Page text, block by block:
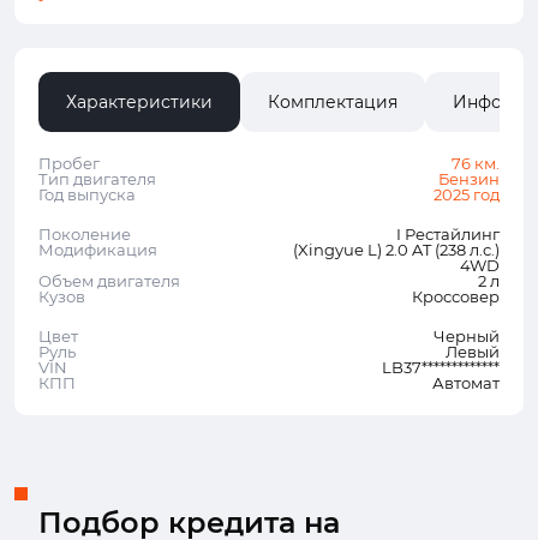
Характеристики Комплектация
Пробег
76 км.
Тип двигателя
Бензин
Год выпуска
2025 год
Поколение
I Рестайлинг
Модификация
(Xingyue L) 2.0 AT (238 л.с.)
4WD
Объем двигателя
2 л
Кузов
Кроссовер
Цвет
Черный
Руль
Левый
VIN
LB37*************
КПП
Автомат
Подбор кредита на